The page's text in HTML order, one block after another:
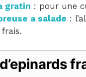
gratin : pour une
a salade :